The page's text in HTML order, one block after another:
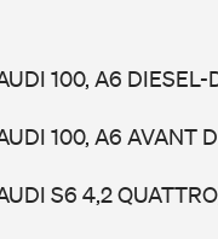
100, A6
100, A6 AVANT
S6 4,2